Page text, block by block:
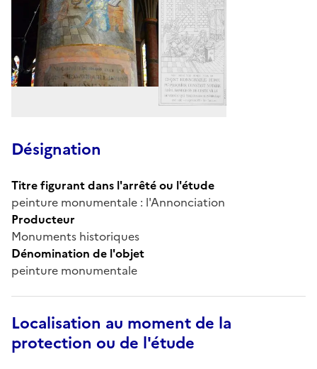
Désignation
Titre figurant dans l'arrêté ou l'étude
peinture monumentale : l'Annonciation
Producteur
Monuments historiques
Dénomination de l'objet
peinture monumentale
Localisation au moment de la
protection ou de l'étude